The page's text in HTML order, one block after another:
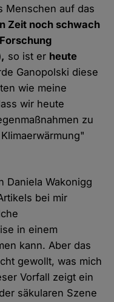
Menschen auf das
Zeit noch schwach
so ist er heute
Ganopolski diese
wie meine
wir heute
zu
Daniela Wakonigg
bei mir
in einem
kann. Aber das
gewollt, was mich
Vorfall zeigt ein
säkularen Szene